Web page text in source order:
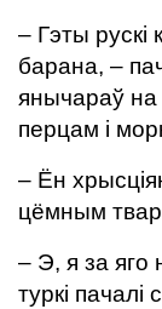
– Гэты рускі
барана, –
янычараў на
перцам і
– Ён
цёмным
– Э, я за яго
туркі пачалі